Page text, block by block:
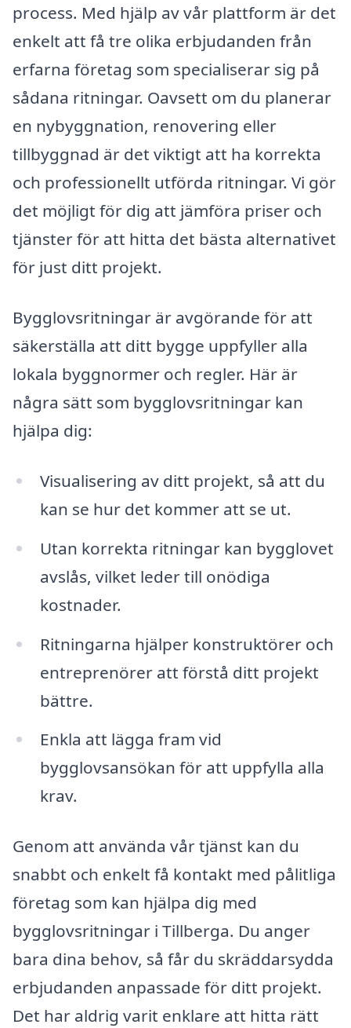
process. Med hjälp av vår plattform är det
enkelt att få tre olika erbjudanden från
erfarna företag som specialiserar sig på
sådana ritningar. Oavsett om du planerar
en nybyggnation, renovering eller
tillbyggnad är det viktigt att ha korrekta
och professionellt utförda ritningar. Vi gör
det möjligt för dig att jämföra priser och
tjänster för att hitta det bästa alternativet
för just ditt projekt.
Bygglovsritningar är avgörande för att
säkerställa att ditt bygge uppfyller alla
lokala byggnormer och regler. Här är
några sätt som bygglovsritningar kan
hjälpa dig:
Visualisering av ditt projekt, så att du
kan se hur det kommer att se ut.
Utan korrekta ritningar kan bygglovet
avslås, vilket leder till onödiga
kostnader.
Ritningarna hjälper konstruktörer och
entreprenörer att förstå ditt projekt
bättre.
Enkla att lägga fram vid
bygglovsansökan för att uppfylla alla
krav.
Genom att använda vår tjänst kan du
snabbt och enkelt få kontakt med pålitliga
företag som kan hjälpa dig med
bygglovsritningar i Tillberga. Du anger
bara dina behov, så får du skräddarsydda
erbjudanden anpassade för ditt projekt.
Det har aldrig varit enklare att hitta rätt